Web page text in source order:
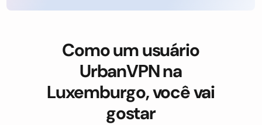
Como um usuário
UrbanVPN na
Luxemburgo, você vai
gostar